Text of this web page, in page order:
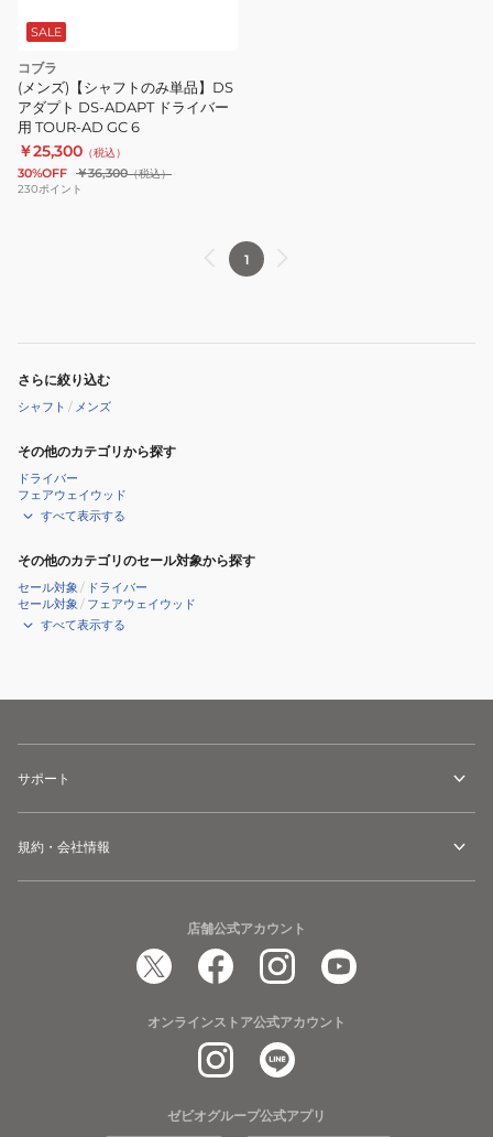
SALE
コブラ
(メンズ)【シャフトのみ単品】DS
アダプト DS-ADAPT ドライバー
用 TOUR-AD GC 6
￥25,300 （税込）
30%OFF ￥36,300（税込）
230ポイント
1
さらに絞り込む
シャフト / メンズ
その他のカテゴリから探す
ドライバー
フェアウェイウッド
すべて表示する
その他のカテゴリのセール対象から探す
セール対象 / ドライバー
セール対象 / フェアウェイウッド
すべて表示する
サポート
規約・会社情報
店舗公式アカウント
オンラインストア公式アカウント
ゼビオグループ公式アプリ